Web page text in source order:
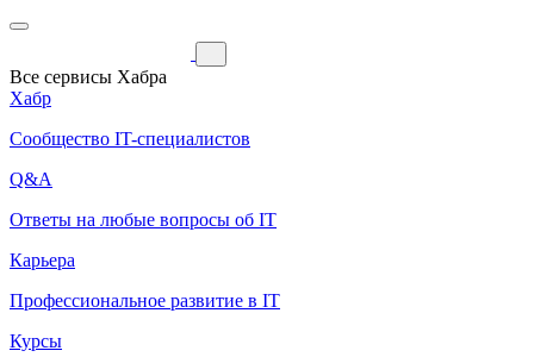
Все сервисы Хабра
Хабр
Сообщество IT-специалистов
Q&A
Ответы на любые вопросы об IT
Карьера
Профессиональное развитие в IT
Курсы